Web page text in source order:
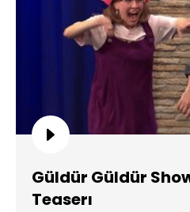
Güldür Güldür
Teaserı